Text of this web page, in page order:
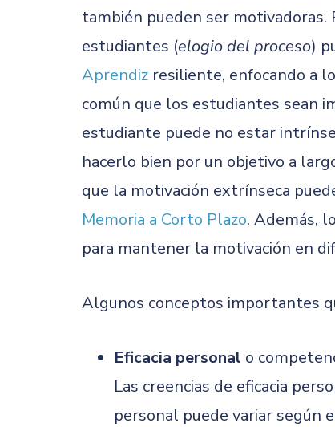
también pueden ser
estudiantes (elogio del proceso)
Aprendiz resiliente, enfocando a
común que los estudiantes sean
estudiante puede no estar
hacerlo bien por un objetivo a
que la motivación extrínseca
Memoria a Corto Plazo. Además,
para mantener la motivación en
Algunos conceptos importantes
Eficacia personal o
Las creencias de eficacia
personal puede variar según